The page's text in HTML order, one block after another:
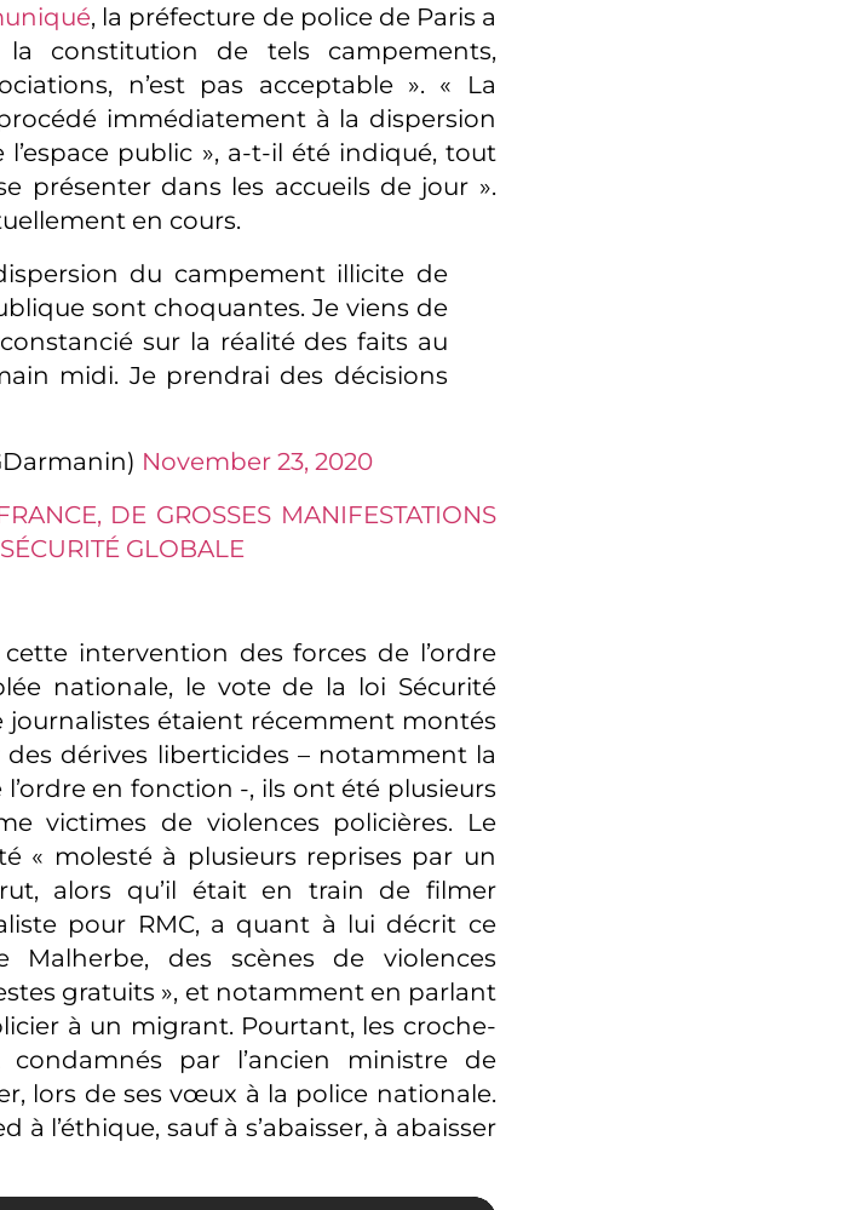
, la préfecture de police de Paris a
constitution de tels campements,
n’est pas acceptable ». « La
immédiatement à la dispersion
public », a-t-il été indiqué, tout
présenter dans les accueils de jour ».
en cours.
du campement illicite de
sont choquantes. Je viens de
sur la réalité des faits au
midi. Je prendrai des décisions
November 23, 2020
DE GROSSES MANIFESTATIONS
GLOBALE
intervention des forces de l’ordre
nationale, le vote de la loi Sécurité
journalistes étaient récemment montés
dérives liberticides – notamment la
en fonction -, ils ont été plusieurs
victimes de violences policières. Le
« molesté à plusieurs reprises par un
alors qu’il était en train de filmer
pour RMC, a quant à lui décrit ce
Malherbe, des scènes de violences
gratuits », et notamment en parlant
à un migrant. Pourtant, les croche-
par l’ancien ministre de
lors de ses vœux à la police nationale.
l’éthique, sauf à s’abaisser, à abaisser